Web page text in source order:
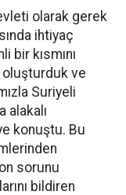
olarak gerek
ihtiyaç
kısmını
oluşturduk ve
Suriyeli
alakalı
konuştu. Bu
sorunu
bildiren